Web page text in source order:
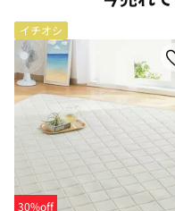
イチオシ
30%off